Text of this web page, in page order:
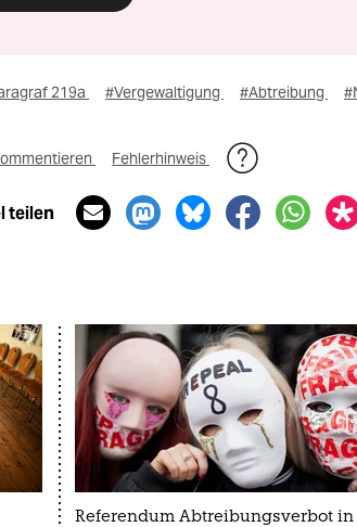
219a #Vergewaltigung #Abtreibung
Fehlerhinweis
teilen
Referendum Abtreibungsverbot in